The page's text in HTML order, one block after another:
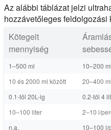
Az alábbi táblázat jelzi
hozzávetőleges feldolgozási
Kötegelt
mennyiség
1–500 ml 10–200
10 és 2000 ml között
20–400
0.1-től 20L-ig
0.2-től 4
10–100 liter
2–10 l/
n.a.
10–100 l/